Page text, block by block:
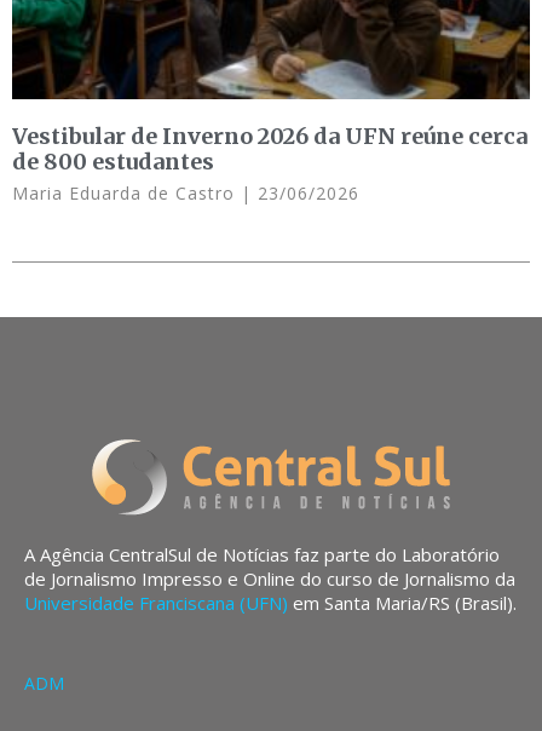
Vestibular de Inverno 2026 da UFN reúne cerca
de 800 estudantes
Maria Eduarda de Castro 23/06/2026
A Agência CentralSul de Notícias faz parte do Laboratório
de Jornalismo Impresso e Online do curso de Jornalismo da
Universidade Franciscana (UFN) em Santa Maria/RS (Brasil).
ADM